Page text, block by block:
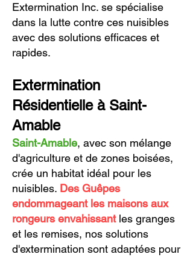
Extermination Inc. se spécialise
dans la lutte contre ces nuisibles
avec des solutions efficaces et
rapides.
Extermination
Résidentielle à Saint-
Amable
Saint-Amable, avec son mélange
d'agriculture et de zones boisées,
crée un habitat idéal pour les
nuisibles. Des Guêpes
endommageant les maisons aux
rongeurs envahissantles granges
et les remises, nos solutions
d'extermination sont adaptées pour